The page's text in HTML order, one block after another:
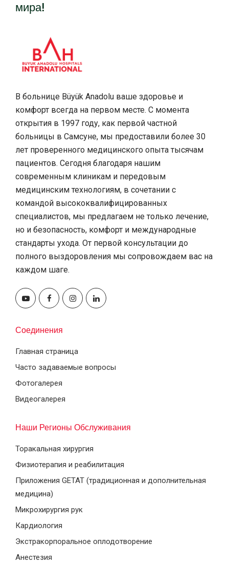
мира!
В больнице Büyük Anadolu ваше здоровье и
комфорт всегда на первом месте. С момента
открытия в 1997 году, как первой частной
больницы в Самсуне, мы предоставили более 30
лет проверенного медицинского опыта тысячам
пациентов. Сегодня благодаря нашим
современным клиникам и передовым
медицинским технологиям, в сочетании с
командой высококвалифицированных
специалистов, мы предлагаем не только лечение,
но и безопасность, комфорт и международные
стандарты ухода. От первой консультации до
полного выздоровления мы сопровождаем вас на
каждом шаге.
Соединения
Главная страница
Часто задаваемые вопросы
Фотогалерея
Видеогалерея
Наши Регионы Обслуживания
Торакальная хирургия
Физиотерапия и реабилитация
Приложения GETAT (традиционная и дополнительная
медицина)
Микрохирургия рук
Кардиология
Экстракорпоральное оплодотворение
Анестезия